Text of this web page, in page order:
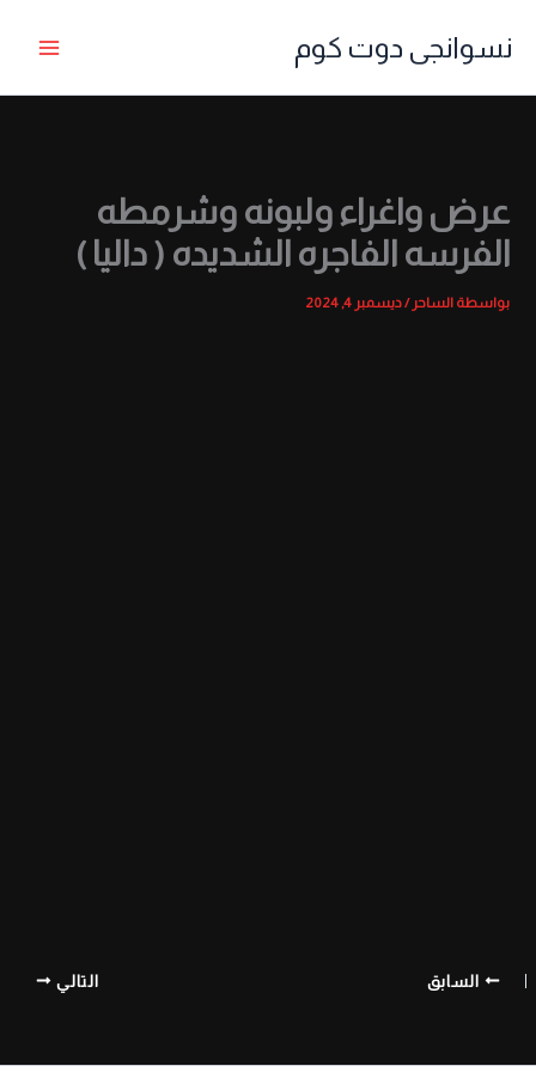
نسوانجى دوت كوم
عرض واغراء ولبونه وشرمطه
الفرسه الفاجره الشديده ( داليا )
بواسطة الساحر/ديسمبر 4, 2024
السابق التالي